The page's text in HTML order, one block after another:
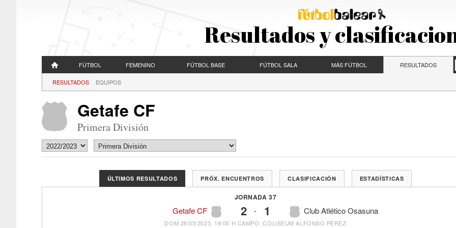
Resultados y
FÚTBOL FEMENINO FÚTBOL BASE FÚTBOL SALA MÁS FÚTBOL RESULTADOS
RESULTADOS EQUIPOS
Getafe CF
Primera División
ÚLTIMOS RESULTADOS PRÓX. ENCUENTROS CLASIFICACIÓN ESTADÍSTICAS
JORNADA 37
Getafe CF 2 - Club Atlético Osasuna
1
DOM 28/05/2023, 19:00 H CAMPO: COLISEUM ALFONSO PÉREZ